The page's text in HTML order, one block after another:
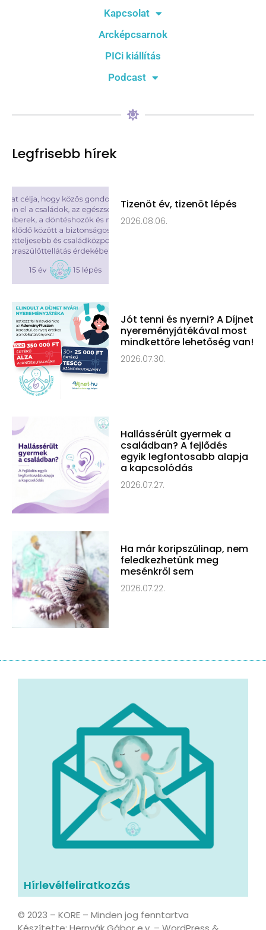
Kapcsolat
Arcképcsarnok
PICi kiállítás
Podcast
Legfrisebb hírek
Tizenöt év, tizenöt lépés
2026.08.06.
Jót tenni és nyerni? A Díjnet
nyereményjátékával most
mindkettőre lehetőség van!
2026.07.30.
Hallássérült gyermek a
családban? A fejlődés
egyik legfontosabb alapja
a kapcsolódás
2026.07.27.
Ha már koripszülinap, nem
feledkezhetünk meg
mesénkről sem
2026.07.22.
Hírlevélfeliratkozás
© 2023 – KORE – Minden jog fenntartva